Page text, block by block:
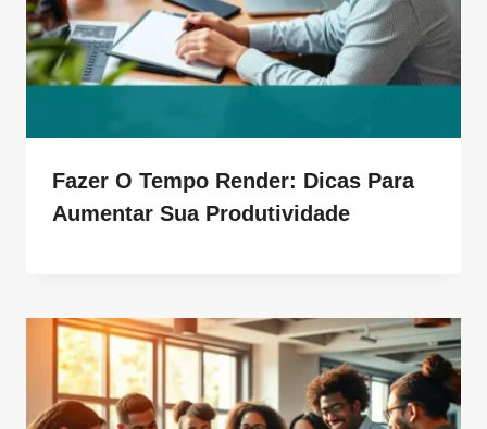
Fazer O Tempo Render: Dicas Para
Aumentar Sua Produtividade